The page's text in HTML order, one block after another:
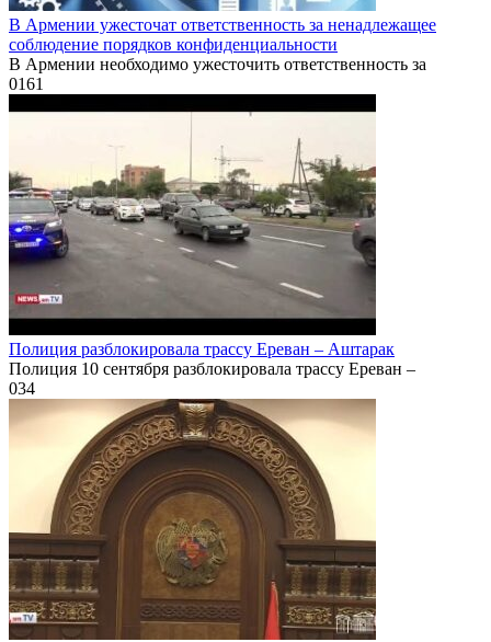
В Армении ужесточат ответственность за ненадлежащее
соблюдение порядков конфиденциальности
В Армении необходимо ужесточить ответственность за
0161
Полиция разблокировала трассу Ереван – Аштарак
Полиция 10 сентября разблокировала трассу Ереван –
034